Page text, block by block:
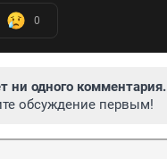
0
ни одного комментария.
обсуждение первым!